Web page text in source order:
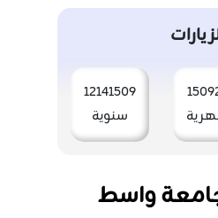
12141509
سنوية
واسط